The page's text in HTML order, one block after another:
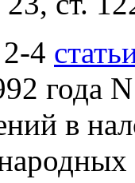
4
года
в